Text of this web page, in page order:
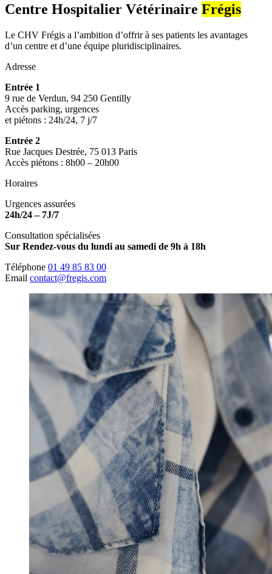
Centre Hospitalier Vétérinaire Frégis
Le CHV Frégis a l’ambition d’offrir à ses patients les avantages
d’un centre et d’une équipe pluridisciplinaires.
Adresse
Entrée 1
9 rue de Verdun, 94 250 Gentilly
Accès parking, urgences
et piétons : 24h/24, 7 j/7
Entrée 2
Rue Jacques Destrée, 75 013 Paris
Accès piétons : 8h00 – 20h00
Horaires
Urgences assurées
24h/24 – 7J/7
Consultation spécialisées
Sur Rendez-vous du lundi au samedi de 9h à 18h
Téléphone 01 49 85 83 00
Email contact@fregis.com